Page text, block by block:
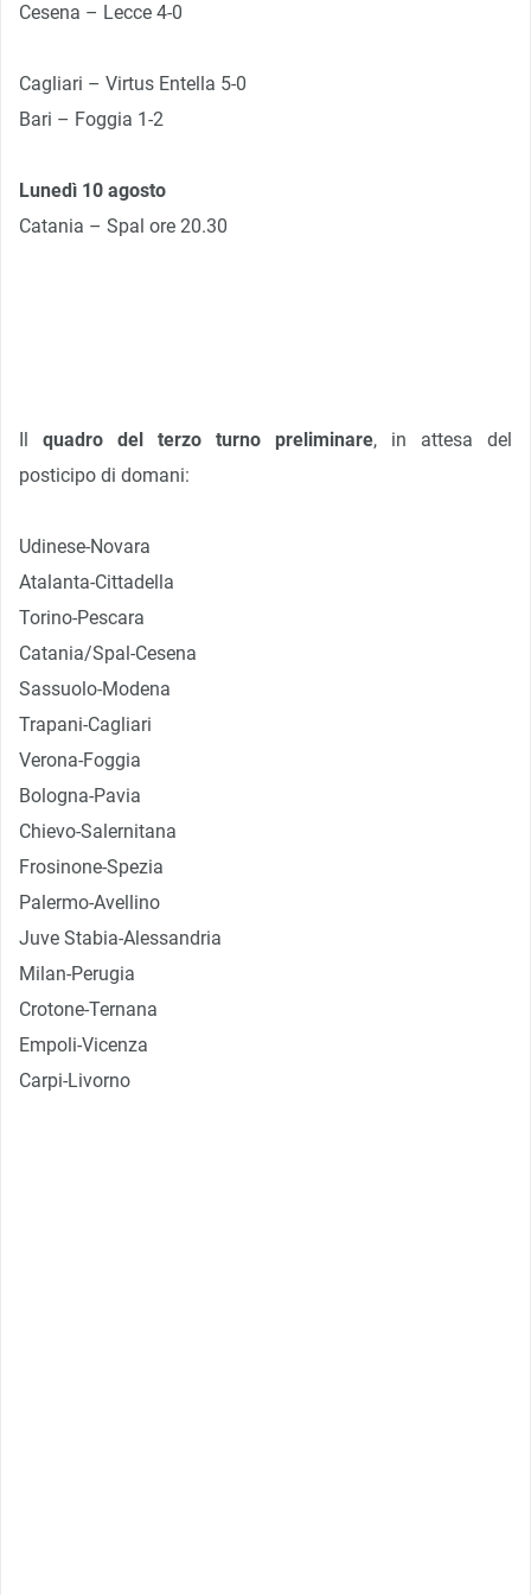
Cesena – Lecce 4-0
Cagliari – Virtus Entella 5-0
Bari – Foggia 1-2
Lunedì 10 agosto
Catania – Spal ore 20.30
quadro del terzo turno preliminare, in attesa del
posticipo di domani:
Udinese-Novara
Atalanta-Cittadella
Torino-Pescara
Catania/Spal-Cesena
Sassuolo-Modena
Trapani-Cagliari
Verona-Foggia
Bologna-Pavia
Chievo-Salernitana
Frosinone-Spezia
Palermo-Avellino
Juve Stabia-Alessandria
Milan-Perugia
Crotone-Ternana
Empoli-Vicenza
Carpi-Livorno